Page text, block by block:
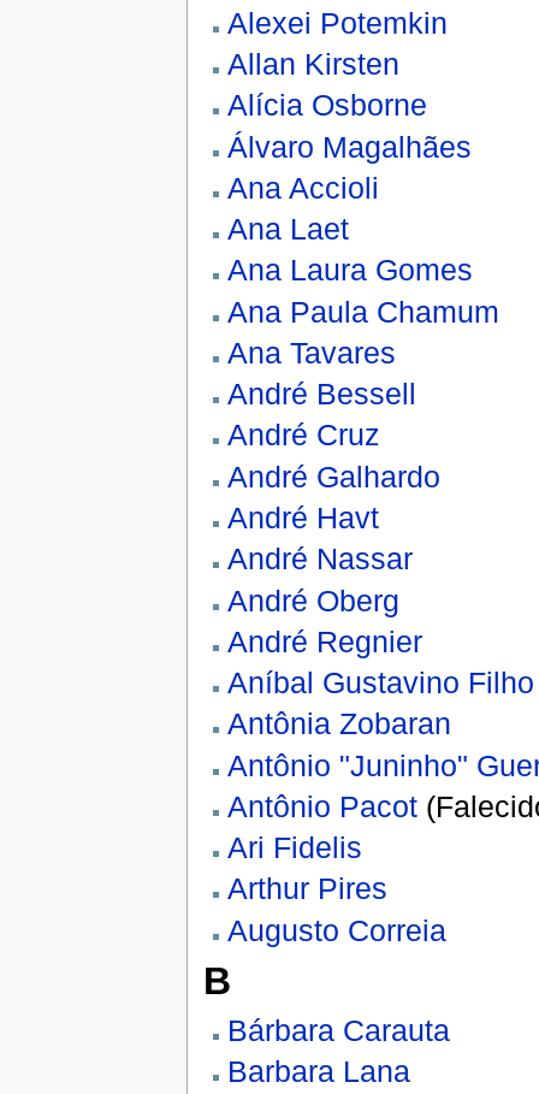
Alexei Potemkin
Allan Kirsten
Alícia Osborne
Álvaro Magalhães
Ana Accioli
Ana Laet
Ana Laura Gomes
Ana Paula Chamum
Ana Tavares
André Bessell
André Cruz
André Galhardo
André Havt
André Nassar
André Oberg
André Regnier
Aníbal Gustavino Filho
Antônia Zobaran
Antônio "Juninho"
Antônio Pacot
Ari Fidelis
Arthur Pires
Augusto Correia
B
Bárbara Carauta
Barbara Lana